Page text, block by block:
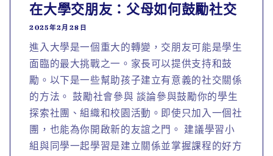
在大學交朋友：父母如何鼓勵社交
2025年2月28日
進入大學是一個重大的轉變，交朋友可能是學生
面臨的最大挑戰之一。家長可以提供支持和鼓
勵。以下是一些幫助孩子建立有意義的社交關係
的方法。 鼓勵社會參與 談論參與鼓勵你的學生
探索社團、組織和校園活動。即使只加入一個社
團，也能為你開啟新的友誼之門。 建議學習小
組與同學一起學習是建立關係並掌握課程的好方